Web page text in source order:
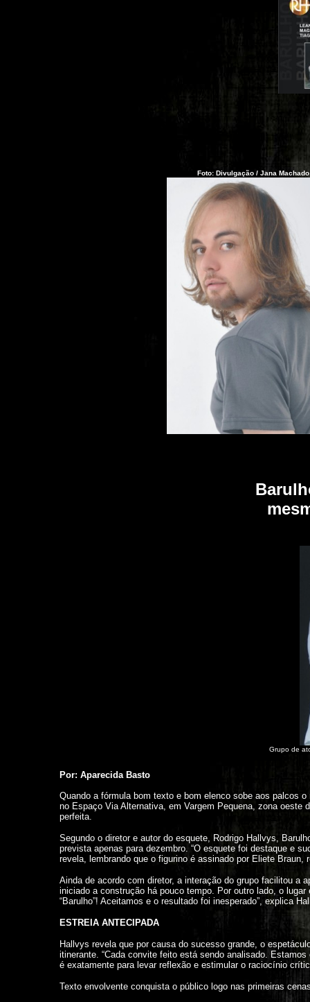
Foto: Divulgação / Jana Machado
Grupo de
Por: Aparecida Basto
Quando a fórmula bom texto e bom elenco sobe aos palcos
no Espaço Via Alternativa, em Vargem Pequena, zona oeste
perfeita.
Segundo o diretor e autor do esquete, Rodrigo Hallvys,
prevista apenas para dezembro. “O esquete foi destaque e
revela, lembrando que o figurino é assinado por Eliete
Ainda de acordo com diretor, a interação do grupo facilitou a
iniciado a construção há pouco tempo. Por outro lado, o
“Barulho”! Aceitamos e o resultado foi inesperado”, explica
ESTREIA ANTECIPADA
Hallvys revela que por causa do sucesso grande, o
itinerante. “Cada convite feito está sendo analisado.
é exatamente para levar reflexão e estimular o raciocínio
Texto envolvente conquista o público logo nas primeiras